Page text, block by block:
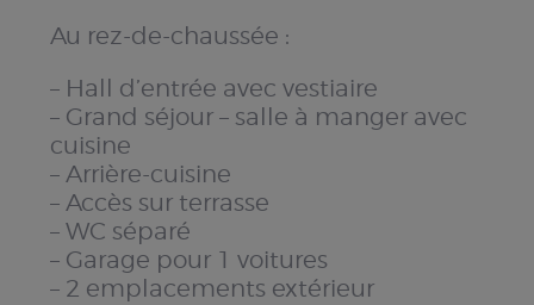
Au rez-de-chaussée :
– Hall d’entrée avec vestiaire
– Grand séjour – salle à manger avec
cuisine
– Arrière-cuisine
– Accès sur terrasse
– WC séparé
– Garage pour 1 voitures
– 2 emplacements extérieur